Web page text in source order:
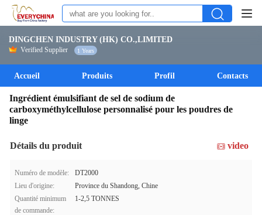
DINGCHEN INDUSTRY (HK) CO.,LIMITED
Verified Supplier 1 Years
Accueil Produits Profil Contacts
Ingrédient émulsifiant de sel de sodium de
carboxyméthylcellulose personnalisé pour les poudres de
linge
Détails du produit video
Numéro de modèle:
DT2000
Lieu d'origine:
Province du Shandong, Chine
Quantité minimum
de commande:
1-2,5 TONNES